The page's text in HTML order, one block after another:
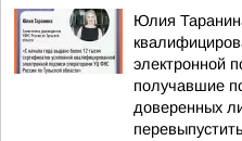
Юлия
электронной
получавшие
доверенных